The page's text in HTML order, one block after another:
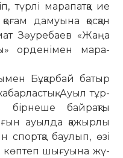
түрлі ма­рапатқа ие
дамуына қос­қан
Зәуребаев «Жаңа
ор­де­німен мара­
Бұқарбай батыр
Ауыл тұр­
байрақты
ауылда қа­­жырлы
спорт­қа баулып, өзі
көп­теп шы­ғуына жү­